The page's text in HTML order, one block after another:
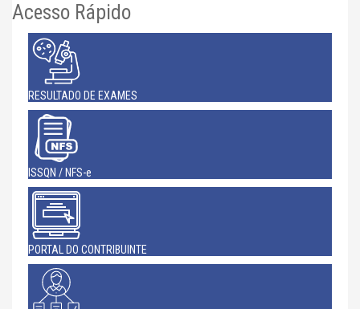
Acesso Rápido
RESULTADO DE EXAMES
ISSQN / NFS-e
PORTAL DO CONTRIBUINTE